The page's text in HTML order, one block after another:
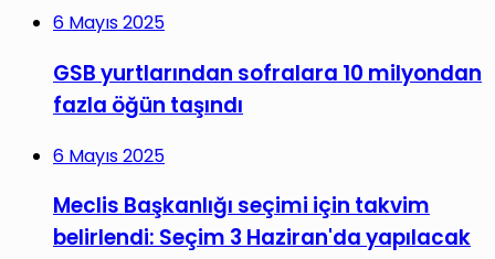
6 Mayıs 2025
GSB yurtlarından sofralara 10 milyondan
fazla öğün taşındı
6 Mayıs 2025
Meclis Başkanlığı seçimi için takvim
belirlendi: Seçim 3 Haziran'da yapılacak